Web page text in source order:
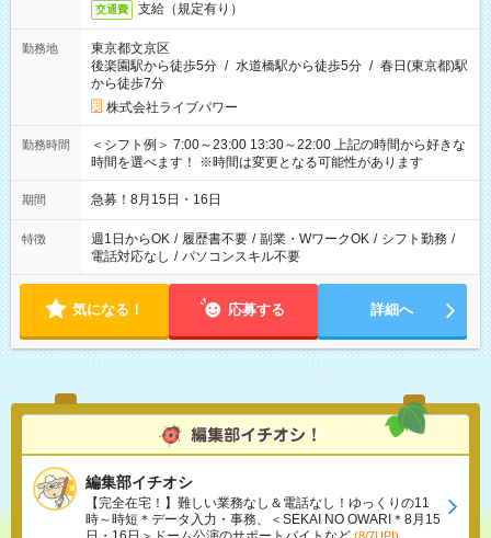
交通費 支給（規定有り）
勤務地
東京都文京区
後楽園駅から徒歩5分 / 水道橋駅から徒歩5分 / 春日(東京都)駅
から徒歩7分
株式会社ライブパワー
勤務時間
＜シフト例＞ 7:00～23:00 13:30～22:00 上記の時間から好きな
時間を選べます！ ※時間は変更となる可能性があります
期間 急募！8月15日・16日
特徴 週1日からOK / 履歴書不要 / 副業・WワークOK / シフト勤務 /
電話対応なし / パソコンスキル不要
気になる！ 応募する 詳細へ
編集部イチオシ
【完全在宅！】難しい業務なし＆電話なし！ゆっくりの11
時～時短＊データ入力・事務、＜SEKAI NO OWARI＊8月15